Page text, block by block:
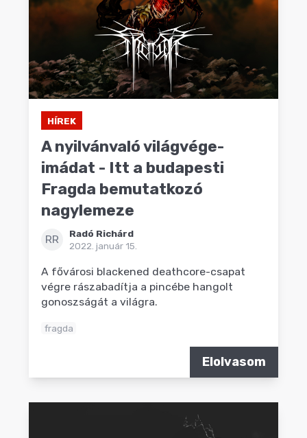
HÍREK
A nyilvánvaló világvége-
imádat - Itt a budapesti
Fragda bemutatkozó
nagylemeze
RR
Radó Richárd
2022. január 15.
A fővárosi blackened deathcore-csapat
végre rászabadítja a pincébe hangolt
gonoszságát a világra.
fragda
Elolvasom